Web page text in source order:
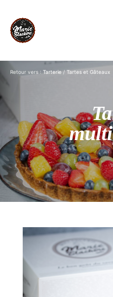
Retour vers :Tarterie /Tartes et Gâteaux